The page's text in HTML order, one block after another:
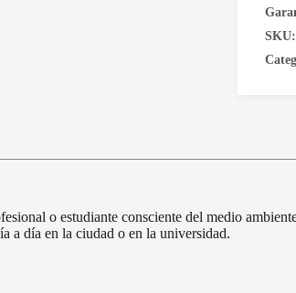
SKU:
o estudiante consciente del medio
a día en la ciudad o en la universidad.